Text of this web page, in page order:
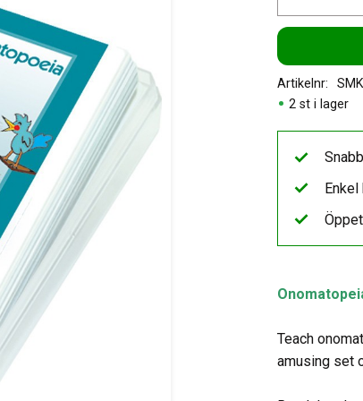
2 st i lager
Artikelnr
Teach
amusing set